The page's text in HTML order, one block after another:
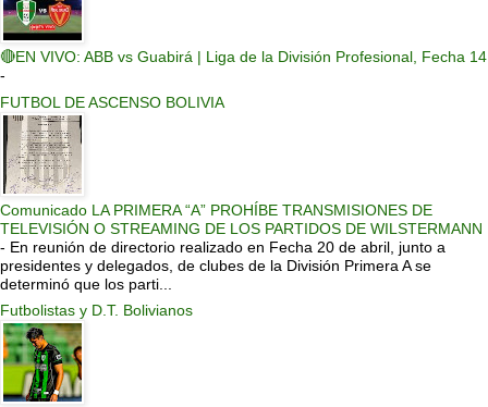
🔴EN VIVO: ABB vs Guabirá | Liga de la División Profesional, Fecha 14
-
FUTBOL DE ASCENSO BOLIVIA
Comunicado LA PRIMERA “A” PROHÍBE TRANSMISIONES DE
TELEVISIÓN O STREAMING DE LOS PARTIDOS DE WILSTERMANN
- En reunión de directorio realizado en Fecha 20 de abril, junto a
presidentes y delegados, de clubes de la División Primera A se
determinó que los parti...
Futbolistas y D.T. Bolivianos